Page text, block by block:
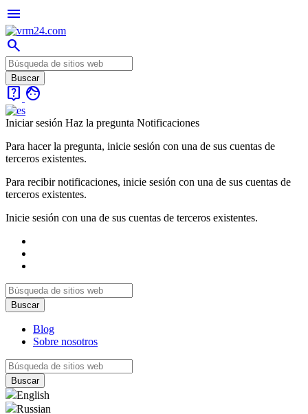
menu
search
live_help face
Iniciar sesión Haz la pregunta Notificaciones
Para hacer la pregunta, inicie sesión con una de sus cuentas de
terceros existentes.
Para recibir notificaciones, inicie sesión con una de sus cuentas de
terceros existentes.
Inicie sesión con una de sus cuentas de terceros existentes.
Blog
Sobre nosotros
English
Russian